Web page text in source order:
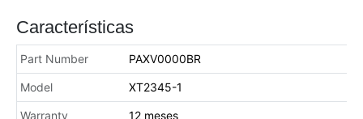
Características
Part Number PAXV0000BR
Model XT2345-1
Warranty 12 meses